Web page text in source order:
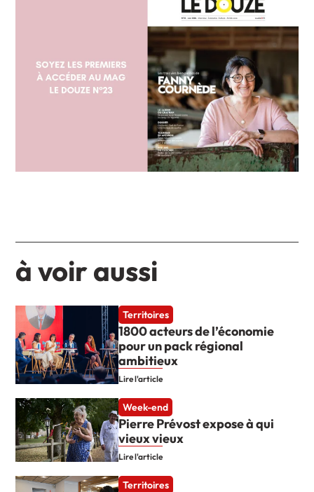
à voir aussi
Territoires
1800 acteurs de l’économie
pour un pack régional
ambitieux
Lire l'article
Week-end
Pierre Prévost expose à qui
vieux vieux
Lire l'article
Territoires